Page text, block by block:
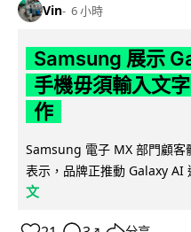
Vin 6 小時
Samsung 展示
手機毋須輸入文
作
Samsung 電子 MX 部門顧客
表示，品牌正推動 Galaxy AI
文